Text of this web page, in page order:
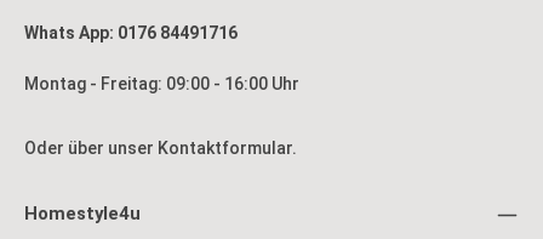
Whats App: 0176 84491716
Montag - Freitag: 09:00 - 16:00 Uhr
Oder über unser Kontaktformular.
Homestyle4u